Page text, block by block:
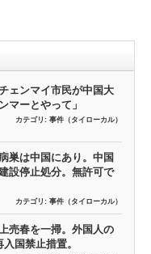
ェンマイ市民が中国大
マーとやって」
カテゴリ: 事件（タイローカル）
巣は中国にあり。中国
設停止処分。無許可で
カテゴリ: 事件（タイローカル）
売春を一掃。外国人の
国禁止措置。